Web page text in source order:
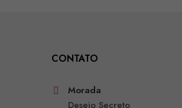
CONTATO
Morada
Desejo Secreto